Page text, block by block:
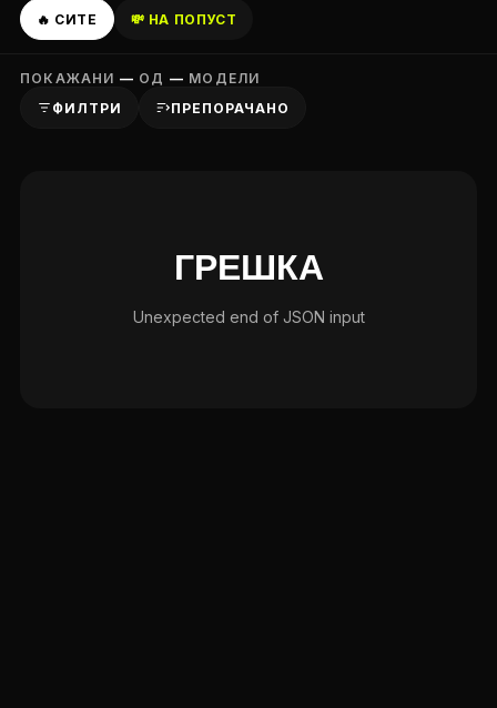
🔥 СИТЕ 💸 НА ПОПУСТ
ПОКАЖАНИ — ОД — МОДЕЛИ
ФИЛТРИ
ПРЕПОРАЧАНО
ГРЕШКА
Unexpected end of JSON input